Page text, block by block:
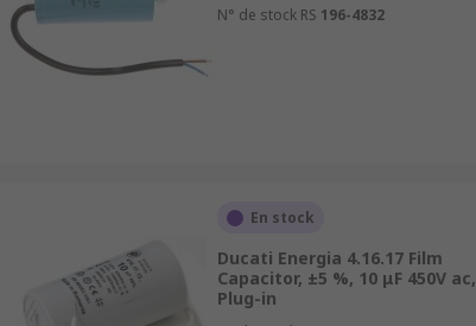
N° de stock RS 196-4832
En stock
Ducati Energia 4.16.17 Film
Capacitor, ±5 %, 10 μF 450V ac,
Plug-in